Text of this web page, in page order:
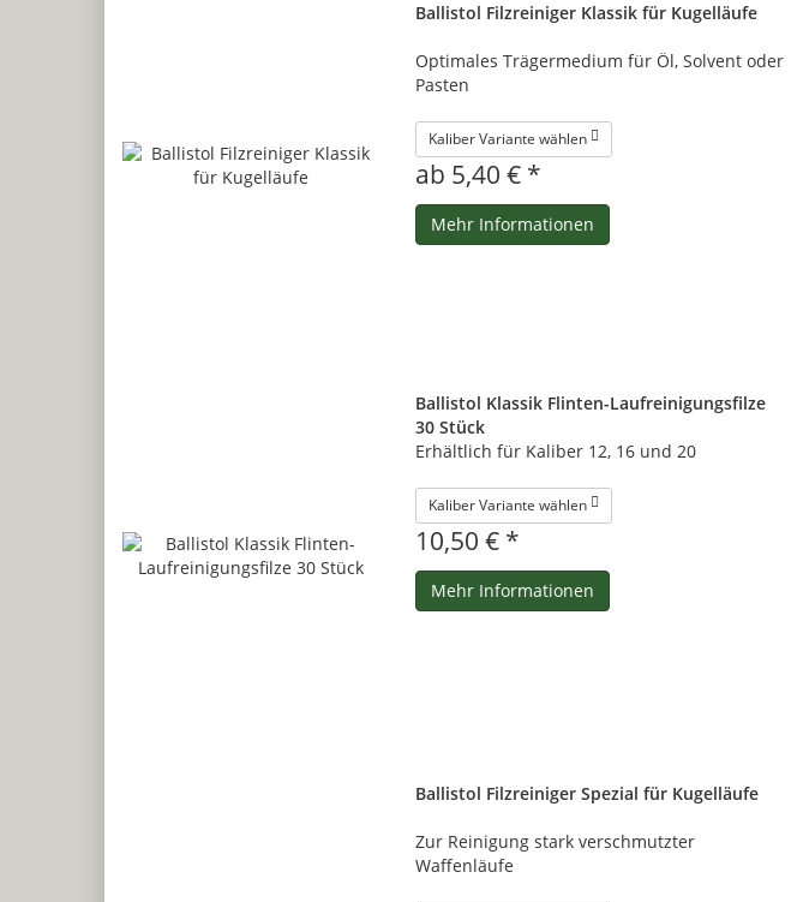
Ballistol Filzreiniger Klassik für Kugelläufe
Optimales Trägermedium für Öl, Solvent oder
Pasten
Kaliber Variante wählen
ab 5,40 € *
Mehr Informationen
Ballistol Klassik Flinten-Laufreinigungsfilze
30 Stück
Erhältlich für Kaliber 12, 16 und 20
Kaliber Variante wählen
10,50 € *
Mehr Informationen
Ballistol Filzreiniger Spezial für Kugelläufe
Zur Reinigung stark verschmutzter
Waffenläufe